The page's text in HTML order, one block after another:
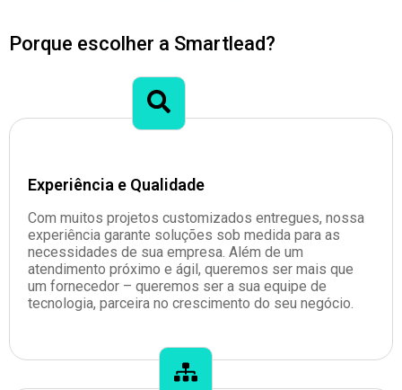
Porque escolher a Smartlead?
Experiência e Qualidade
Com muitos projetos customizados entregues, nossa
experiência garante soluções sob medida para as
necessidades de sua empresa. Além de um
atendimento próximo e ágil, queremos ser mais que
um fornecedor – queremos ser a sua equipe de
tecnologia, parceira no crescimento do seu negócio.